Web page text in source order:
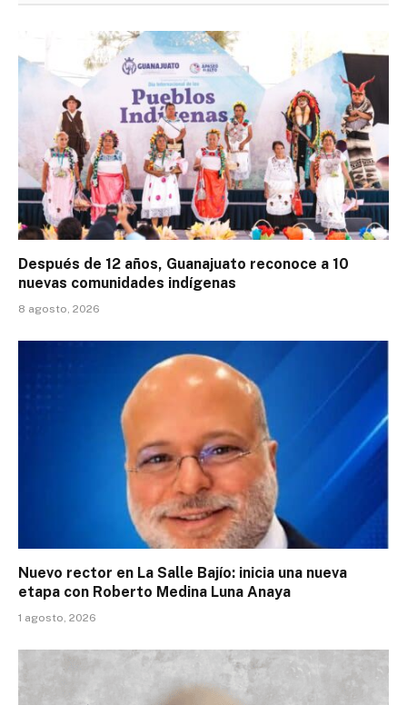
Después de 12 años, Guanajuato reconoce a 10
nuevas comunidades indígenas
8 agosto, 2026
Nuevo rector en La Salle Bajío: inicia una nueva
etapa con Roberto Medina Luna Anaya
1 agosto, 2026